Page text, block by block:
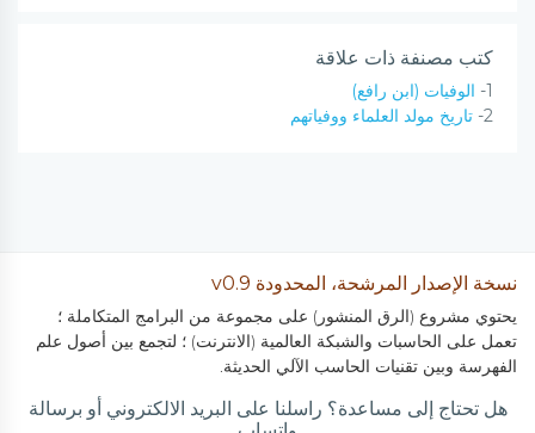
كتب مصنفة ذات علاقة
1- الوفيات (ابن رافع)
2- تاريخ مولد العلماء ووفياتهم
نسخة الإصدار المرشحة، المحدودة v0.9
يحتوي مشروع (الرق المنشور) على مجموعة من البرامج المتكاملة ؛
تعمل على الحاسبات والشبكة العالمية (الانترنت) ؛ لتجمع بين أصول علم
الفهرسة وبين تقنيات الحاسب الآلي الحديثة.
هل تحتاج إلى مساعدة؟ راسلنا على البريد الالكتروني أو برسالة